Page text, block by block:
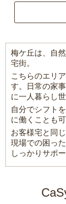
梅ケ丘は、自
宅街。
こちらのエリ
す。日常の家
に一人暮らし
自分でシフト
に働くことも可
お客様宅と同
現場での困っ
しっかりサポ